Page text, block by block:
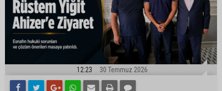
12:23 30 Temmuz 2026